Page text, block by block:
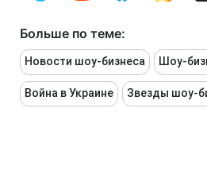
Больше по теме:
Новости шоу-бизнеса Шоу-
Война в Украине Звезды шоу-